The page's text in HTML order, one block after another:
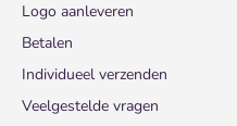
Logo aanleveren
Betalen
Individueel verzenden
Veelgestelde vragen